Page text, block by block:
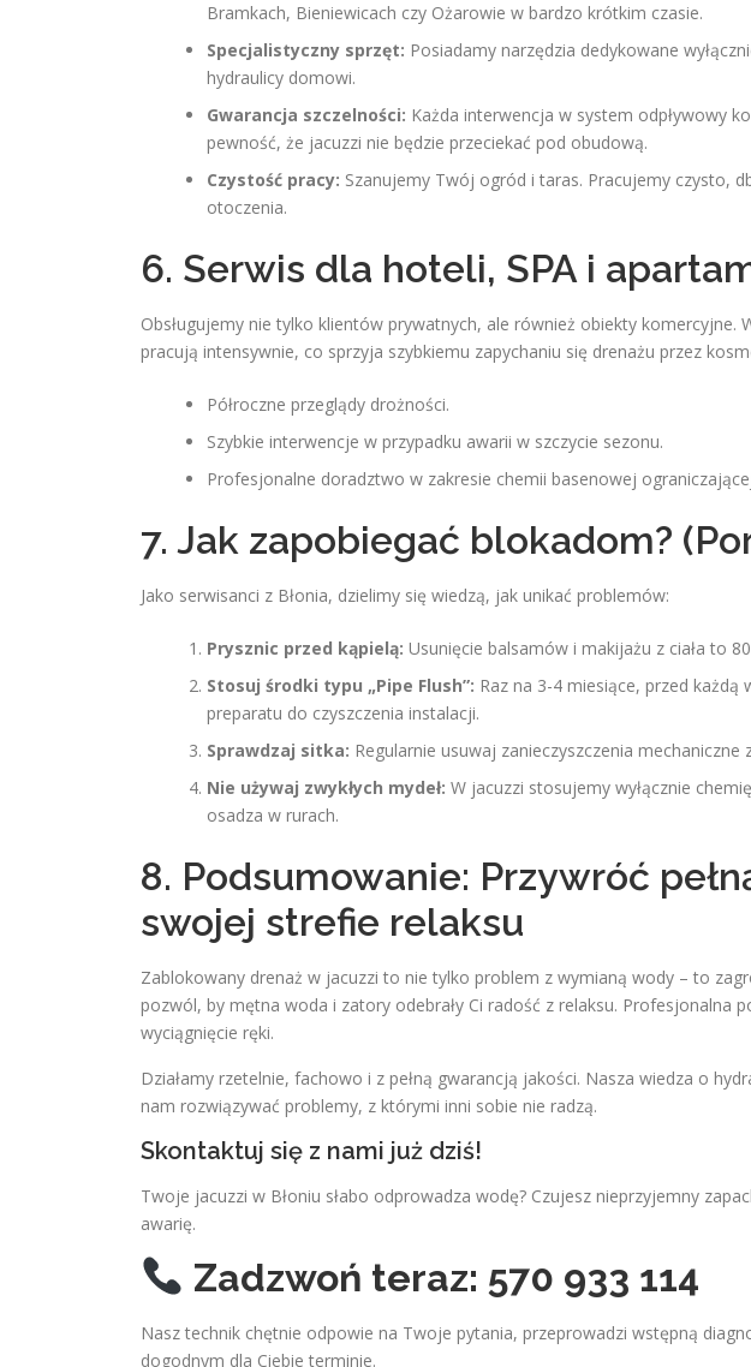
Bramkach, Bieniewicach czy Ożarowie w bardzo krótkim czasie.
Specjalistyczny sprzęt: Posiadamy narzędzia dedykowane
hydraulicy domowi.
Gwarancja szczelności: Każda interwencja w system odpływowy
pewność, że jacuzzi nie będzie przeciekać pod obudową.
Czystość pracy: Szanujemy Twój ogród i taras. Pracujemy czysto,
otoczenia.
6. Serwis dla hoteli, SPA i
Obsługujemy nie tylko klientów prywatnych, ale również obiekty komercyjne.
pracują intensywnie, co sprzyja szybkiemu zapychaniu się drenażu przez
Półroczne przeglądy drożności.
Szybkie interwencje w przypadku awarii w szczycie sezonu.
Profesjonalne doradztwo w zakresie chemii basenowej
7. Jak zapobiegać blokadom?
Jako serwisanci z Błonia, dzielimy się wiedzą, jak unikać problemów:
Prysznic przed kąpielą: Usunięcie balsamów i makijażu z ciała to
Stosuj środki typu „Pipe Flush”: Raz na 3-4 miesiące, przed
preparatu do czyszczenia instalacji.
Sprawdzaj sitka: Regularnie usuwaj zanieczyszczenia mechaniczne
Nie używaj zwykłych mydeł: W jacuzzi stosujemy wyłącznie
osadza w rurach.
8. Podsumowanie: Przywróć
swojej strefie relaksu
Zablokowany drenaż w jacuzzi to nie tylko problem z wymianą wody – to
pozwól, by mętna woda i zatory odebrały Ci radość z relaksu. Profesjonalna
wyciągnięcie ręki.
Działamy rzetelnie, fachowo i z pełną gwarancją jakości. Nasza wiedza o
nam rozwiązywać problemy, z którymi inni sobie nie radzą.
Skontaktuj się z nami już dziś!
Twoje jacuzzi w Błoniu słabo odprowadza wodę? Czujesz nieprzyjemny
awarię.
Zadzwoń teraz: 570 933 114
Nasz technik chętnie odpowie na Twoje pytania, przeprowadzi wstępną
dogodnym dla Ciebie terminie.